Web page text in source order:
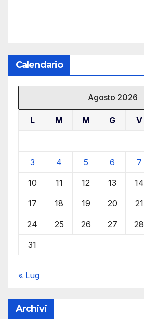
Calendario
Agosto 2026
L M M G V
3 4 5 6 7
10 11 12 13 14
17 18 19 20 21
24 25 26 27 28
31
« Lug
Archivi